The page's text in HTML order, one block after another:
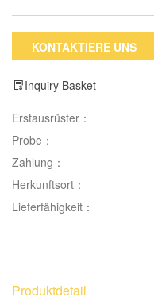
KONTAKTIERE UNS
Inquiry Basket
Erstausrüster：
Probe：
Zahlung：
Herkunftsort：
Lieferfähigkeit：
Produktdetail